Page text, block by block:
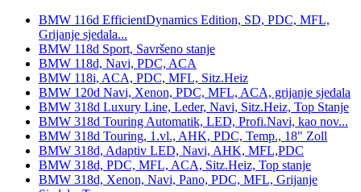
BMW 116d EfficientDynamics Edition, SD, PDC, MFL,
Grijanje sjedala...
BMW 118d Sport, Savršeno stanje
BMW 118d, Navi, PDC, ACA
BMW 118i, ACA, PDC, MFL, Sitz.Heiz
BMW 120d Navi, Xenon, PDC, MFL, ACA, grijanje sjedala
BMW 318d Luxury Line, Leder, Navi, Sitz.Heiz, Top Stanje
BMW 318d Touring Automatik, LED, Profi.Navi, kao nov...
BMW 318d Touring, 1.vl., AHK, PDC, Temp., 18" Zoll
BMW 318d, Adaptiv LED, Navi, AHK, MFL,PDC
BMW 318d, PDC, MFL, ACA, Sitz.Heiz, Top stanje
BMW 318d, Xenon, Navi, Pano, PDC, MFL, Grijanje